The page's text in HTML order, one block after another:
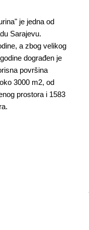
je jedna od
Sarajevu.
a zbog velikog
dograđen je
površina
3000 m2, od
prostora i 1583